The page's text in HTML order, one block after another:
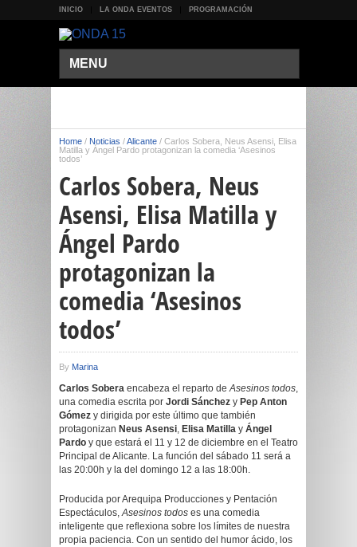
INICIO LA ONDA EVENTOS PROGRAMACIÓN
MENU
Home / Noticias /Alicante / Carlos Sobera, Neus Asensi, Elisa
Matilla y Ángel Pardo protagonizan la comedia ‘Asesinos
todos’
Carlos Sobera, Neus
Asensi, Elisa Matilla y
Ángel Pardo
protagonizan la
comedia ‘Asesinos
todos’
By Marina
Carlos Sobera encabeza el reparto deAsesinos todos,
una comedia escrita por Jordi Sánchez y Pep Anton
Gómez y dirigida por este último que también
protagonizan Neus Asensi, Elisa Matilla y Ángel
Pardo y que estará el 11 y 12 de diciembre en el Teatro
Principal de Alicante. La función del sábado 11 será a
las 20:00h y la del domingo 12 a las 18:00h.
Producida por Arequipa Producciones y Pentación
Espectáculos,Asesinos todos es una comedia
inteligente que reflexiona sobre los límites de nuestra
propia paciencia. Con un sentido del humor ácido, los